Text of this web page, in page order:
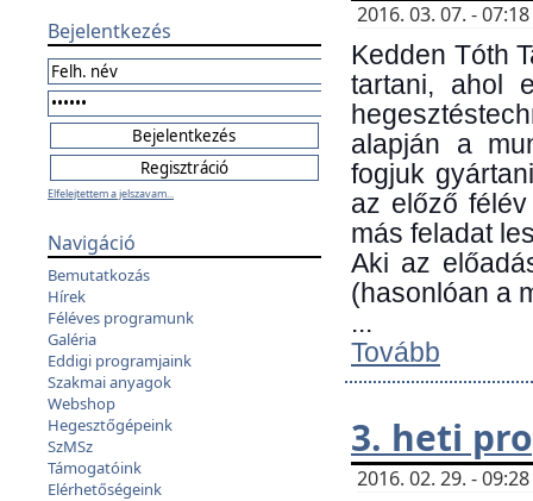
Bejelentkezés
Elfelejtettem a jelszavam...
Navigáció
Bemutatkozás
Hírek
Féléves programunk
Galéria
Eddigi programjaink
Szakmai anyagok
Webshop
Hegesztőgépeink
SzMSz
Támogatóink
Elérhetőségeink
2016. 03. 07. -
Kedden Tóth
tartani, ahol
alapján a
fogjuk
az előző
más feladat
Aki az
(hasonlóan a
...
Tovább
3. heti
2016. 02. 29. -